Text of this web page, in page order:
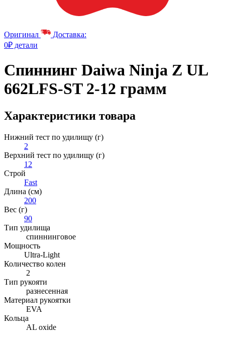
Оригинал
Доставка:
0₽ детали
Спиннинг Daiwa Ninja Z UL
662LFS-ST 2-12 грамм
Характеристики товара
Нижний тест по удилищу (г)
2
Верхний тест по удилищу (г)
12
Строй
Fast
Длина (см)
200
Вес (г)
90
Тип удилища
спиннинговое
Мощность
Ultra-Light
Количество колен
2
Тип рукояти
разнесенная
Материал рукоятки
EVA
Кольца
AL oxide